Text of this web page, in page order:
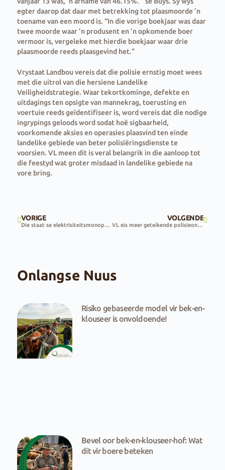
egter daarop dat daar met betrekking tot plaasmoorde ’n
toename van een moord is. “In die vorige boekjaar was daar
twee moorde waar ’n produsent en ’n opkomende boer
vermoor is, vergeleke met hierdie boekjaar waar drie
plaasmoorde reeds plaasgevind het.”
Vrystaat Landbou vereis dat die polisie ernstig moet wees
met die uitrol van die hersiene Landelike
Veiligheidstrategie. Waar tekortkominge, defekte en
uitdagings ten opsigte van mannekrag, toerusting en
voertuie reeds geïdentifiseer is, word vereis dat die nodige
ingrypings geloods word sodat hoë sigbaarheid,
voorkomende aksies en operasies plaasvind ten einde
landelike gebiede van beter polisiëringsdienste te
voorsien. VL meen dit is veral belangrik in die aanloop tot
die feestyd wat groter misdaad in landelike gebiede na
vore bring.
VORIGE
Die staat se elektrisiteitsmonopolie is onvolhoubaar
VOLGENDE
VL eis meer geteikende polisieondersoeke
Onlangse Nuus
Risiko gebaseerde model vir bek-en-
klouseer is onvoldoende!
Bevel oor bek-en-klouseer-hof: Wat
dit vir boere beteken